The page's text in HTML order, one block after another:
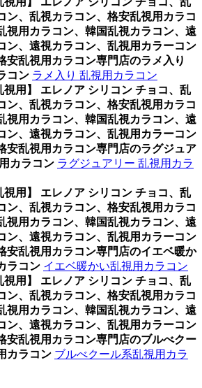
ン、乱視カラコン、格安乱視用カラコ
視用カラコン、韓国乱視カラコン、遠
ン、遠視カラコン、乱視用カラーコン
安乱視用カラコン専門店のラメ入り
コン ラメ入り 乱視用カラコン
視用】 エレノア シリコン チョコ、乱
ン、乱視カラコン、格安乱視用カラコ
視用カラコン、韓国乱視カラコン、遠
ン、遠視カラコン、乱視用カラーコン
安乱視用カラコン専門店のラグジュア
カラコン ラグジュアリー 乱視用カラ
視用】 エレノア シリコン チョコ、乱
ン、乱視カラコン、格安乱視用カラコ
視用カラコン、韓国乱視カラコン、遠
ン、遠視カラコン、乱視用カラーコン
安乱視用カラコン専門店のイエベ暖か
ラコン イエベ暖かい乱視用カラコン
視用】 エレノア シリコン チョコ、乱
ン、乱視カラコン、格安乱視用カラコ
視用カラコン、韓国乱視カラコン、遠
ン、遠視カラコン、乱視用カラーコン
安乱視用カラコン専門店のブルべクー
カラコン ブルべクール系乱視用カラ